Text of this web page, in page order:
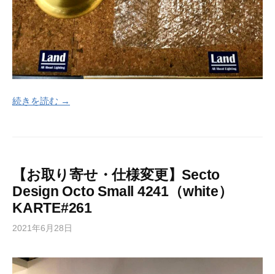
続きを読む →
【お取り寄せ・仕様変更】Secto
Design Octo Small 4241（white）
KARTE#261
2021年6月28日